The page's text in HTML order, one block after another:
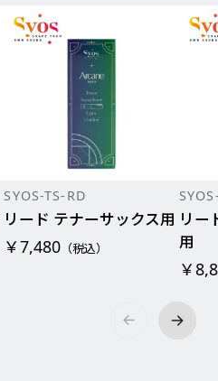
SYOS-TS-RD
リード テナーサックス用
￥7,480 （税込）
リー
用
￥